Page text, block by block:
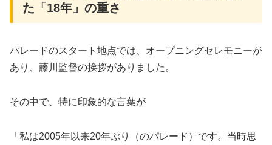
た「18年」の重さ
パレードのスタート地点では、オープニングセレモニーが
あり、藤川監督の挨拶がありました。
その中で、特に印象的な言葉が
「私は2005年以来20年ぶり（のパレード）です。当時思